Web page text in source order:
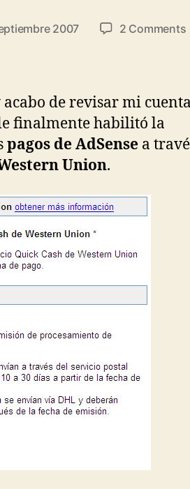
2007 2 Comments
acabo de revisar mi
finalmente habilitó la
pagos de AdSense a
Union.